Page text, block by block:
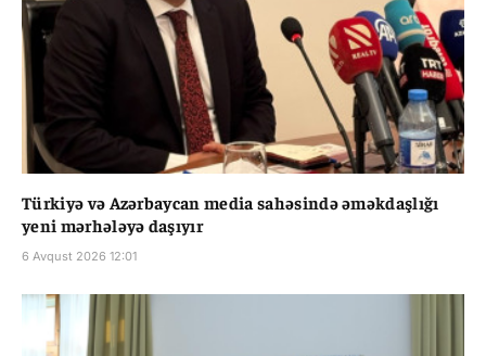
Türkiyə və Azərbaycan media sahəsində əməkdaşlığı
yeni mərhələyə daşıyır
6 Avqust 2026 12:01